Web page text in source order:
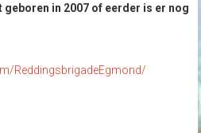
in 2007 of eerder is er nog
ReddingsbrigadeEgmond/